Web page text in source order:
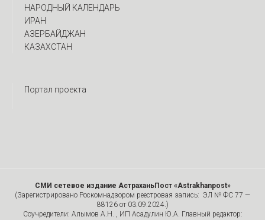
НАРОДНЫЙ КАЛЕНДАРЬ
ИРАН
АЗЕРБАЙДЖАН
КАЗАХСТАН
Портал проекта
СМИ сетевое издание АстраханьПост «Astrakhanpost»
(Зарегистрировано Роскомнадзором реестровая запись: ЭЛ № ФС 77 —
88126 от 03.09.2024.)
Соучредители: Алымов А.Н. , ИП Асадулин Ю.А. Главный редактор: